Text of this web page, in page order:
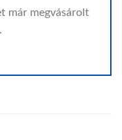
már megvásárolt